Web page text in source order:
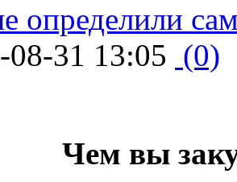
определили
08-31 13:05 (0)
Чем вы